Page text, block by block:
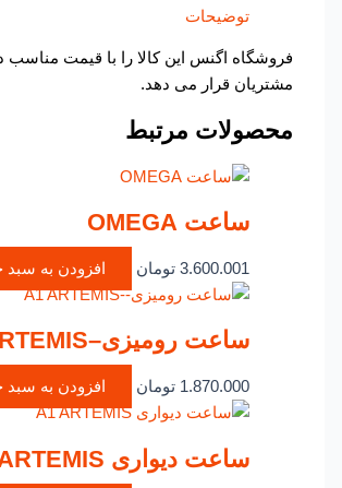
توضیحات
فروشگاه اگنس این کالا را با قیمت مناسب در
مشتریان قرار می دهد.
محصولات مرتبط
ساعت OMEGA
3.600.001 تومان افزودن به سبد خرید
ساعت رومیزی–A1 ARTEMIS
1.870.000 تومان افزودن به سبد خرید
ساعت دیواری A1 ARTEMIS